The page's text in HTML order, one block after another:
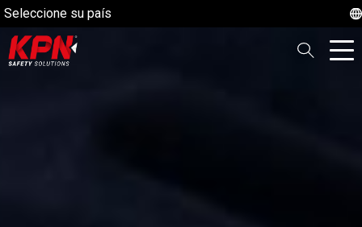
Seleccione su país